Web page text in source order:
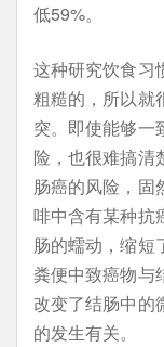
低59%。
这种研究饮食习
粗糙的，所以就
突。即使能够一
险，也很难搞清
肠癌的风险，固
啡中含有某种抗
肠的蠕动，缩短
粪便中致癌物与
改变了结肠中的
的发生有关。